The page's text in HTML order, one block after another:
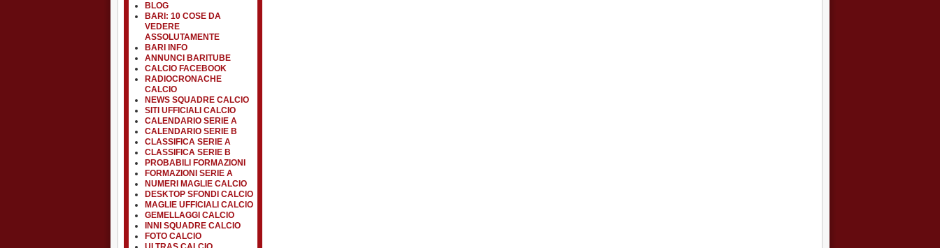
BLOG
BARI: 10 COSE DA
VEDERE
ASSOLUTAMENTE
BARI INFO
ANNUNCI BARITUBE
CALCIO FACEBOOK
RADIOCRONACHE
CALCIO
NEWS SQUADRE CALCIO
SITI UFFICIALI CALCIO
CALENDARIO SERIE A
CALENDARIO SERIE B
CLASSIFICA SERIE A
CLASSIFICA SERIE B
PROBABILI FORMAZIONI
FORMAZIONI SERIE A
NUMERI MAGLIE CALCIO
DESKTOP SFONDI CALCIO
MAGLIE UFFICIALI CALCIO
GEMELLAGGI CALCIO
INNI SQUADRE CALCIO
FOTO CALCIO